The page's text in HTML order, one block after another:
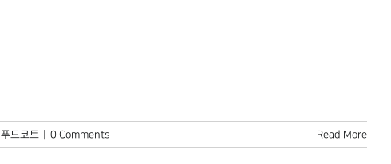
푸드코트 0 Comments Read More